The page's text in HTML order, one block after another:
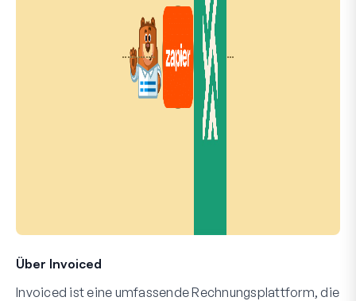
Über Invoiced
Invoiced ist eine umfassende Rechnungsplattform, die